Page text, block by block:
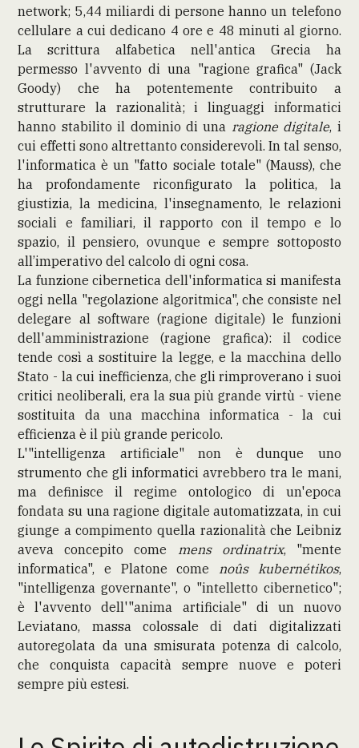
network; 5,44 miliardi di persone hanno un telefono
cellulare a cui dedicano 4 ore e 48 minuti al giorno.
La scrittura alfabetica nell'antica Grecia ha
permesso l'avvento di una "ragione grafica" (Jack
Goody) che ha potentemente contribuito a
strutturare la razionalità; i linguaggi informatici
hanno stabilito il dominio di una ragione digitale, i
cui effetti sono altrettanto considerevoli. In tal senso,
l'informatica è un "fatto sociale totale" (Mauss), che
ha profondamente riconfigurato la politica, la
giustizia, la medicina, l'insegnamento, le relazioni
sociali e familiari, il rapporto con il tempo e lo
spazio, il pensiero, ovunque e sempre sottoposto
all’imperativo del calcolo di ogni cosa.
La funzione cibernetica dell'informatica si manifesta
oggi nella "regolazione algoritmica", che consiste nel
delegare al software (ragione digitale) le funzioni
dell'amministrazione (ragione grafica): il codice
tende così a sostituire la legge, e la macchina dello
Stato - la cui inefficienza, che gli rimproverano i suoi
critici neoliberali, era la sua più grande virtù - viene
sostituita da una macchina informatica - la cui
efficienza è il più grande pericolo.
L'"intelligenza artificiale" non è dunque uno
strumento che gli informatici avrebbero tra le mani,
ma definisce il regime ontologico di un'epoca
fondata su una ragione digitale automatizzata, in cui
giunge a compimento quella razionalità che Leibniz
aveva concepito come mens ordinatrix, "mente
informatica", e Platone come noûs kubernétikos,
"intelligenza governante", o "intelletto cibernetico";
è l'avvento dell'"anima artificiale" di un nuovo
Leviatano, massa colossale di dati digitalizzati
autoregolata da una smisurata potenza di calcolo,
che conquista capacità sempre nuove e poteri
sempre più estesi.